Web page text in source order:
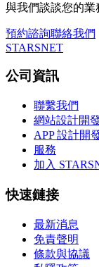
與我們談談您的業
預約諮詢聯絡我們
STARSNET
公司資訊
聯繫我們
網站設計開
APP 設計開
服務
加入
快速鏈接
最新消息
免責聲明
條款與協議